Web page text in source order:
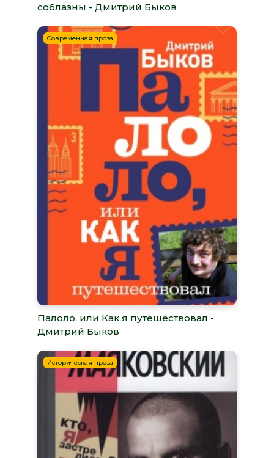
соблазны - Дмитрий Быков
Современная проза
Палоло, или Как я путешествовал -
Дмитрий Быков
Историческая проза